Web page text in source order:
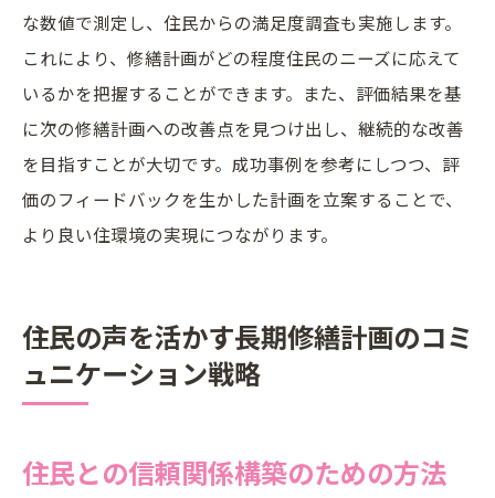
な数値で測定し、住民からの満足度調査も実施します。
これにより、修繕計画がどの程度住民のニーズに応えて
いるかを把握することができます。また、評価結果を基
に次の修繕計画への改善点を見つけ出し、継続的な改善
を目指すことが大切です。成功事例を参考にしつつ、評
価のフィードバックを生かした計画を立案することで、
より良い住環境の実現につながります。
住民の声を活かす長期修繕計画のコミ
ュニケーション戦略
住民との信頼関係構築のための方法